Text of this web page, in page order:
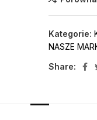
Kategorie:
NASZE
Share: